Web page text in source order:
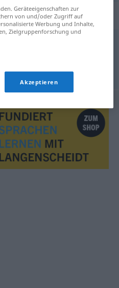
"Verzehr"
Geräteeigenschaften zur
von und/oder Zugriff auf
Werbung und Inhalte,
Zielgruppenforschung und
Akzeptieren